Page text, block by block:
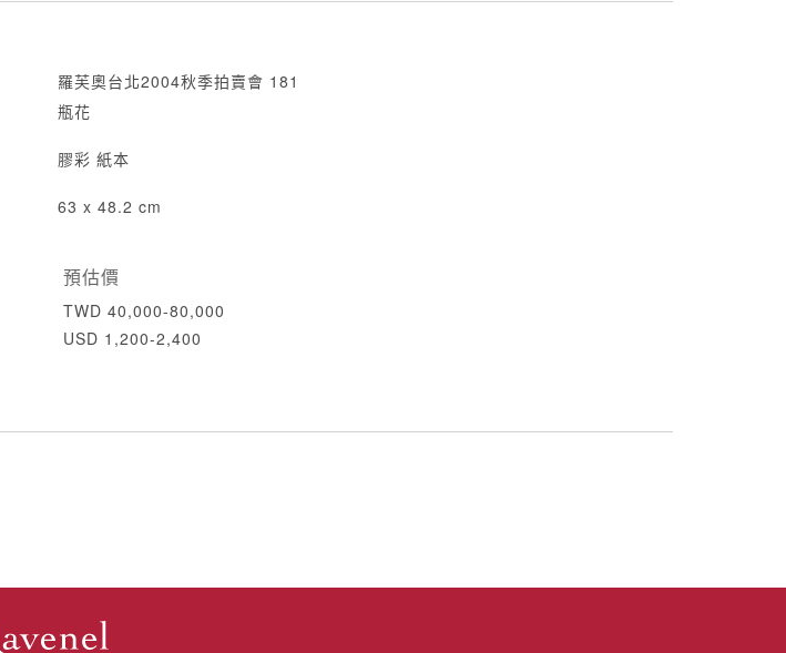
羅芙奧台北2004秋季拍賣會 181
瓶花
膠彩 紙本
63 x 48.2 cm
預估價
TWD 40,000-80,000
USD 1,200-2,400